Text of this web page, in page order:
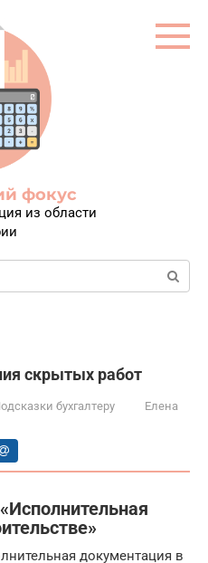
фокус
из области
скрытых работ
бухгалтеру
Елена
документация в